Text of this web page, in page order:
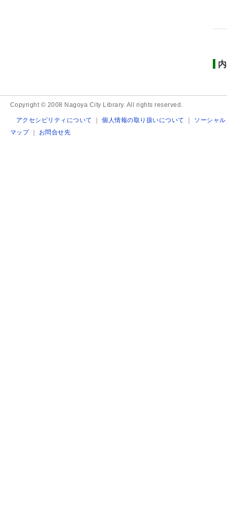
Copyright © 2008 Nagoya City Library. All rights reserved.
アクセシビリティについて ｜個人情報の取り扱いについて ｜ ソーシャ
マップ｜ お問合せ先